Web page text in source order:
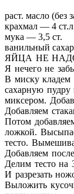
раст. масло (без
крахмал — 4
мука — 3,5 ст.
ванильный
ЯЙЦА НЕ
Я нечего не
В миску кладем
сахарную пудру
миксером.
Добавляем
Потом
ложкой.
тесто.
Добавляем
Делим тесто на
И разрезать
Выложить